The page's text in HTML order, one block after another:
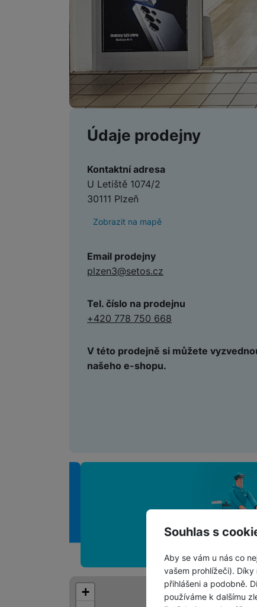
Souhlas s
Aby se vám u nás co
vašem prohlížeči).
přihlášeni a podobně.
používáme k dalšímu
Údaje prodejny
Kontaktní adresa
U Letiště 1074/2
30111 Plzeň
Zobrazit na mapě
Email prodejny
plzen3@setos.cz
Tel. číslo na prodejnu
+420 778 750 668
V této prodejně si můžete
našeho e-shopu.
+